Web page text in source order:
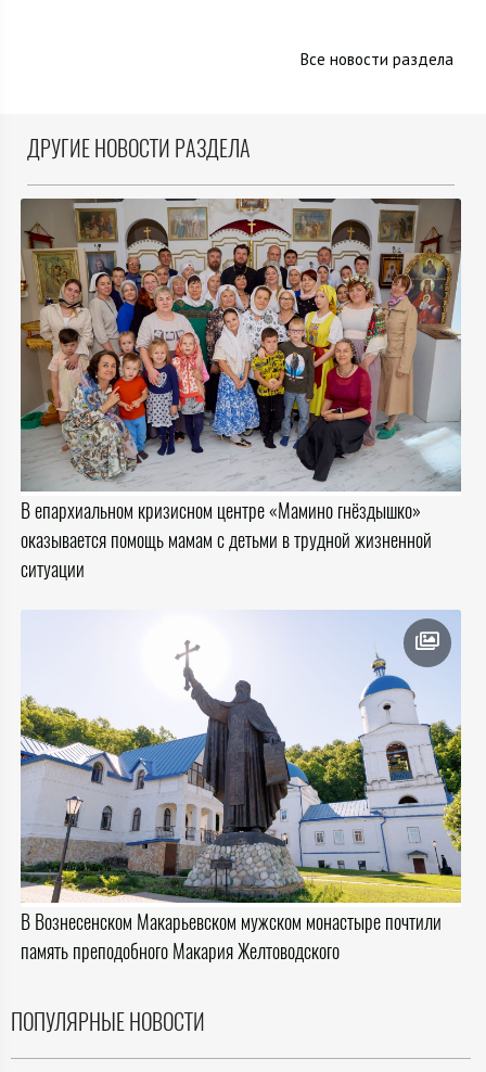
Все новости раздела
ДРУГИЕ НОВОСТИ РАЗДЕЛА
В епархиальном кризисном центре «Мамино гнёздышко»
оказывается помощь мамам с детьми в трудной жизненной
ситуации
В Вознесенском Макарьевском мужском монастыре почтили
память преподобного Макария Желтоводского
ПОПУЛЯРНЫЕ НОВОСТИ